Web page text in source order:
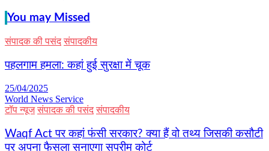
You may Missed
संपादक की पसंद संपादकीय
पहलगाम हमला: कहां हुई सुरक्षा में चूक
25/04/2025
World News Service
टॉप न्यूज संपादक की पसंद संपादकीय
Waqf Act पर कहां फंसी सरकार? क्या हैं वो तथ्य जिसकी कसौटी
पर अपना फैसला सुनाएगा सुप्रीम कोर्ट